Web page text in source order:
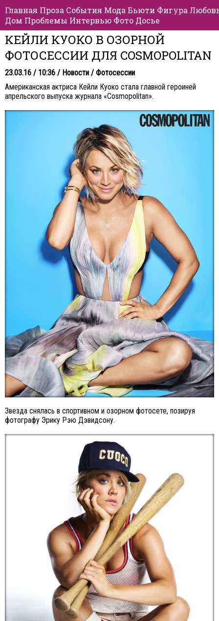
Главная Проза События Мода Бьюти Фигура
Дом Проблемы Интервью Фото Досье
КЕЙЛИ КУОКО В ОЗОРНОЙ
ФОТОСЕССИИ ДЛЯ COSMOPOLITAN
23.03.16 / 10:36 / Новости / Фотосессии
Американская актриса Кейли Куоко стала главной героиней
апрельского выпуска журнала «Cosmopolitan».
Звезда снялась в спортивном и озорном фотосете, позируя
фотографу Эрику Рэю Дэвидсону.